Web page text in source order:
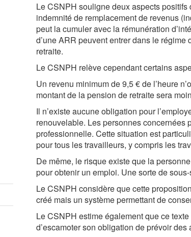
Le CSNPH souligne deux aspects
indemnité de remplacement de revenus
peut la cumuler avec la rémunération
d’une ARR peuvent entrer dans le
retraite.
Le CSNPH relève cependant certains
Un revenu minimum de 9,5 € de l’heure
montant de la pension de retraite sera
Il n’existe aucune obligation pour
renouvelable. Les personnes concernées
professionnelle. Cette situation est
pour tous les travailleurs, y compris les
De même, le risque existe que la
pour obtenir un emploi. Une sorte de
Le CSNPH considère que cette
créé mais un système permettant de
Le CSNPH estime également que ce
d’escamoter son obligation de prévoir